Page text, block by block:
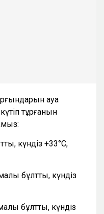
ауа
тұрғанын
күндіз +33°С,
бұлтты, күндіз
бұлтты, күндіз